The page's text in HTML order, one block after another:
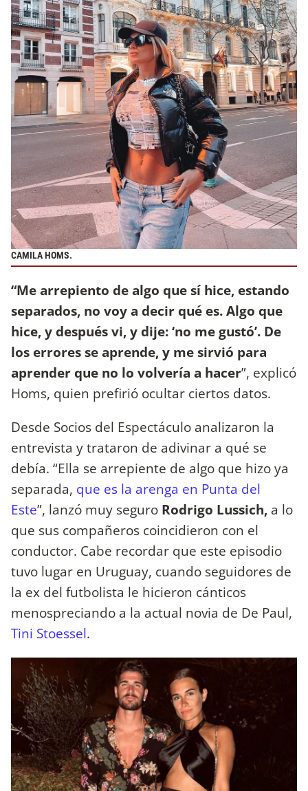
CAMILA HOMS.
“Me arrepiento de algo que sí hice, estando
separados, no voy a decir qué es. Algo que
hice, y después vi, y dije: ‘no me gustó’. De
los errores se aprende, y me sirvió para
aprender que no lo volvería a hacer”, explicó
Homs, quien prefirió ocultar ciertos datos.
Desde Socios del Espectáculo analizaron la
entrevista y trataron de adivinar a qué se
debía. “Ella se arrepiente de algo que hizo ya
separada, que es la arenga en Punta del
Este”, lanzó muy seguro Rodrigo Lussich, a lo
que sus compañeros coincidieron con el
conductor. Cabe recordar que este episodio
tuvo lugar en Uruguay, cuando seguidores de
la ex del futbolista le hicieron cánticos
menospreciando a la actual novia de De Paul,
Tini Stoessel.